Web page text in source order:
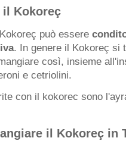
il Kokoreç
può essere
. In genere il Kokoreç si
così, insieme
e cetriolini.
con il kokorec sono
il Kokoreç in